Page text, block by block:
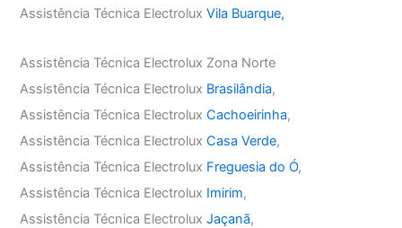
Assistência Técnica ElectroluxVila Buarque,
Assistência Técnica Electrolux Zona Norte
Assistência Técnica Electrolux Brasilândia,
Assistência Técnica ElectroluxCachoeirinha,
Assistência Técnica ElectroluxCasa Verde,
Assistência Técnica Electrolux Freguesia do Ó,
Assistência Técnica Electrolux Imirim,
Assistência Técnica ElectroluxJaçanã,